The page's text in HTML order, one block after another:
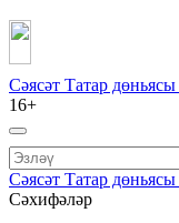
Сәясәт Татар дөньясы
16+
Сәясәт Татар дөньясы
Сәхифәләр